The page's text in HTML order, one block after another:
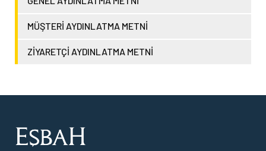
MÜŞTERİ AYDINLATMA METNİ
ZİYARETÇİ AYDINLATMA METNİ